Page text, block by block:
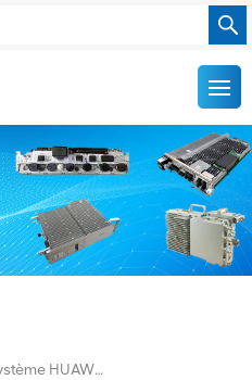
Carte De Synchronisation Du Système HUAWEI SSN3PSXCSA 03021ARY OSN3500